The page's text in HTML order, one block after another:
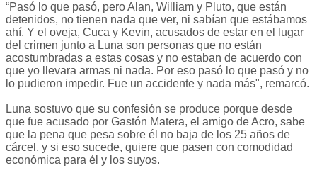
“Pasó lo que pasó, pero Alan, William y Pluto, que están
detenidos, no tienen nada que ver, ni sabían que estábamos
ahí. Y el oveja, Cuca y Kevin, acusados de estar en el lugar
del crimen junto a Luna son personas que no están
acostumbradas a estas cosas y no estaban de acuerdo con
que yo llevara armas ni nada. Por eso pasó lo que pasó y no
lo pudieron impedir. Fue un accidente y nada más", remarcó.
Luna sostuvo que su confesión se produce porque desde
que fue acusado por Gastón Matera, el amigo de Acro, sabe
que la pena que pesa sobre él no baja de los 25 años de
cárcel, y si eso sucede, quiere que pasen con comodidad
económica para él y los suyos.